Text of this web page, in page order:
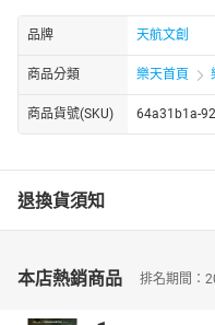
▼故事簡介▼
生存，還是毀滅？這是個問題
哈姆雷特王子的父王突然死
的王位，還娶了王子的母親
城堡裡出現神秘的鬼魂，外
冤情。
哈姆雷特立誓要為亡父報仇
品牌 天航文創
商品分類 樂天首頁
商品貨號(SKU) 64a31b1a-
退換貨須知
本店熱銷商品 排名期間：